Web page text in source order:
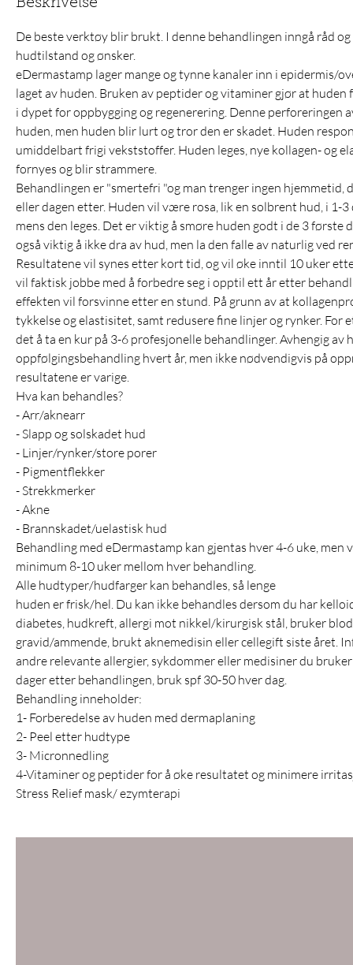
Beskrivelse
De beste verktøy blir brukt. I denne behandlingen inngå råd
hudtilstand og ønsker.
eDermastamp lager mange og tynne kanaler inn i epidermis/
laget av huden. Bruken av peptider og vitaminer gjør at
i dypet for oppbygging og regenerering. Denne perforeringen
huden, men huden blir lurt og tror den er skadet. Huden
umiddelbart frigi vekststoffer. Huden leges, nye kollagen- og
fornyes og blir strammere.
Behandlingen er "smertefri "og man trenger ingen hjemmetid,
eller dagen etter. Huden vil være rosa, lik en solbrent hud, i 1-3
mens den leges. Det er viktig å smøre huden godt i de 3 første
også viktig å ikke dra av hud, men la den falle av naturlig ved
Resultatene vil synes etter kort tid, og vil øke inntil 10 uker
vil faktisk jobbe med å forbedre seg i opptil ett år etter
effekten vil forsvinne etter en stund. På grunn av at
tykkelse og elastisitet, samt redusere fine linjer og rynker. For
det å ta en kur på 3-6 profesjonelle behandlinger. Avhengig av
oppfølgingsbehandling hvert år, men ikke nødvendigvis på
resultatene er varige.
Hva kan behandles?
- Arr/aknearr
- Slapp og solskadet hud
- Linjer/rynker/store porer
- Pigmentflekker
- Strekkmerker
- Akne
- Brannskadet/uelastisk hud
Behandling med eDermastamp kan gjentas hver 4-6 uke, men
minimum 8-10 uker mellom hver behandling.
Alle hudtyper/hudfarger kan behandles, så lenge
huden er frisk/hel. Du kan ikke behandles dersom du har
diabetes, hudkreft, allergi mot nikkel/kirurgisk stål, bruker
gravid/ammende, brukt aknemedisin eller cellegift siste året.
andre relevante allergier, sykdommer eller medisiner du
dager etter behandlingen, bruk spf 30-50 hver dag.
Behandling inneholder:
1- Forberedelse av huden med dermaplaning
2- Peel etter hudtype
3- Micronnedling
4-Vitaminer og peptider for å øke resultatet og minimere